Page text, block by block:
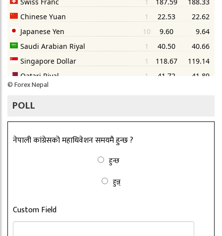
©Forex Nepal
POLL
नेपाली कांग्रेसको महाधिवेशन समयमै हुन्छ ?
हुन्छ
हुन्न्
Custom Field